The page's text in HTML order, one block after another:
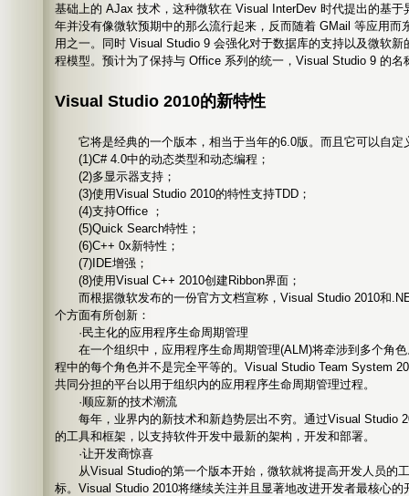
基础上的 AJax 技术，这种微软在 Visual InterDev 时代提出的基于
年并没有像微软预期中的那么流行起来，反而随着 GMail 等应用而
用之一。同时 Visual Studio 9 会强化对于数据库的支持以及微软新
程模型。预计为了保持与 Office 系列的统一，Visual Studio 9 的名
Visual Studio 2010的新特性
它将是经典的一个版本，相当于当年的6.0版。而且它可以自定
(1)C# 4.0中的动态类型和动态编程；
(2)多显示器支持；
(3)使用Visual Studio 2010的特性支持TDD；
(4)支持Office ；
(5)Quick Search特性；
(6)C++ 0x新特性；
(7)IDE增强；
(8)使用Visual C++ 2010创建Ribbon界面；
而根据微软发布的一份官方文档宣称，Visual Studio 2010和
个方面有所创新：
·民主化的应用程序生命周期管理
在一个组织中，应用程序生命周期管理(ALM)将牵涉到多个角色
程中的每个角色并不是完全平等的。Visual Studio Team System
共同分担的平台以用于组织内的应用程序生命周期管理过程。
·顺应新的技术潮流
每年，业界内的新技术和新趋势层出不穷。通过Visual Studio
的工具和框架，以支持软件开发中最新的架构，开发和部署。
·让开发商惊喜
从Visual Studio的第一个版本开始，微软就将提高开发人员的
标。Visual Studio 2010将继续关注并且显著地改进开发者最核心的